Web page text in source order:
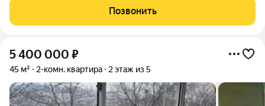
на демонтаж отделки и вывоз ненужных вещей, оставшихся от
прежних владельцев.
Позвонить
5 400 000 ₽
45 м² 2-комн. квартира 2 этаж из 5